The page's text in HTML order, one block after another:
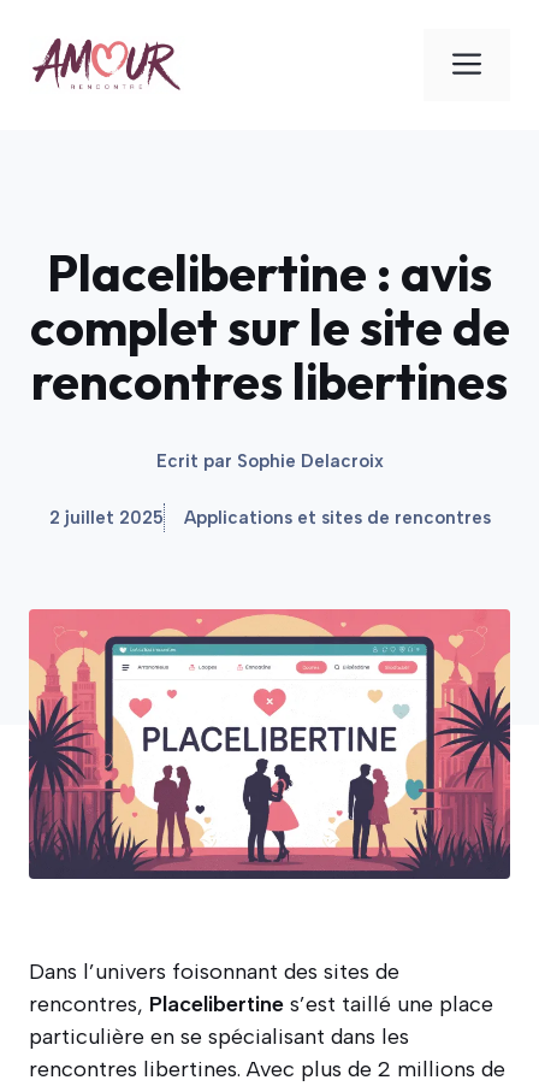
contenu
Placelibertine : avis
complet sur le site de
rencontres libertines
Ecrit par Sophie Delacroix
2 juillet 2025 Applications et sites de rencontres
Dans l’univers foisonnant des sites de
rencontres, Placelibertine s’est taillé une place
particulière en se spécialisant dans les
rencontres libertines. Avec plus de 2 millions de